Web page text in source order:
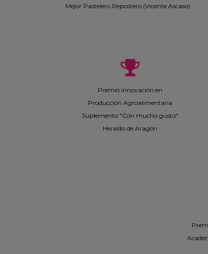
Mejor Pastelero Repostero (Vicente Ascaso)
Premio Innovación en
Producción Agroalimentaria
Suplemento "Con mucho gusto"
Heraldo de Aragón